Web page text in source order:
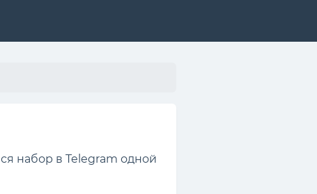
набор в Telegram одной